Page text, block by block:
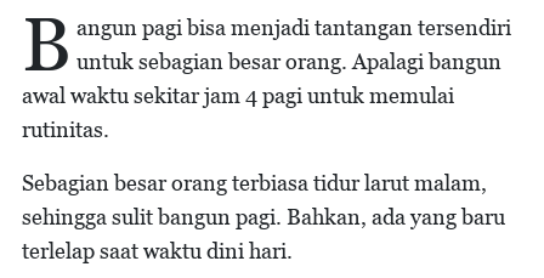
B angun pagi bisa menjadi tantangan tersendiri
untuk sebagian besar orang. Apalagi bangun
awal waktu sekitar jam 4 pagi untuk memulai
rutinitas.
Sebagian besar orang terbiasa tidur larut malam,
sehingga sulit bangun pagi. Bahkan, ada yang baru
terlelap saat waktu dini hari.